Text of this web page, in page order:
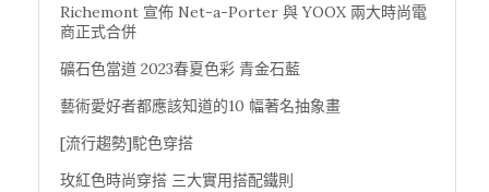
Richemont 宣佈 Net-a-Porter 與 YOOX 兩大時尚電
商正式合併
礦石色當道 2023春夏色彩 青金石藍
藝術愛好者都應該知道的10 幅著名抽象畫
[流行趨勢]駝色穿搭
玫紅色時尚穿搭 三大實用搭配鐵則